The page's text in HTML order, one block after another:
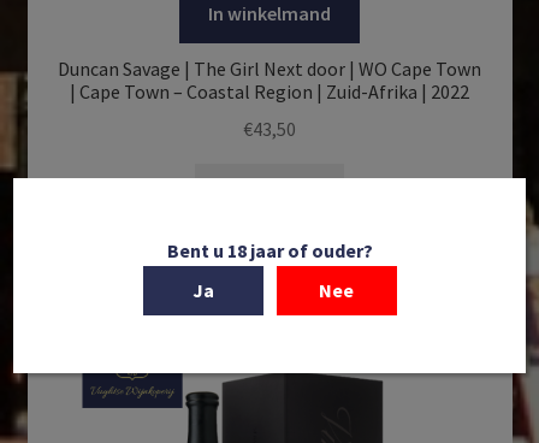
In winkelmand
Duncan Savage | The Girl Next door | WO Cape Town
| Cape Town – Coastal Region | Zuid-Afrika | 2022
€43,50
Bent u 18 jaar of ouder?
Ja
Nee